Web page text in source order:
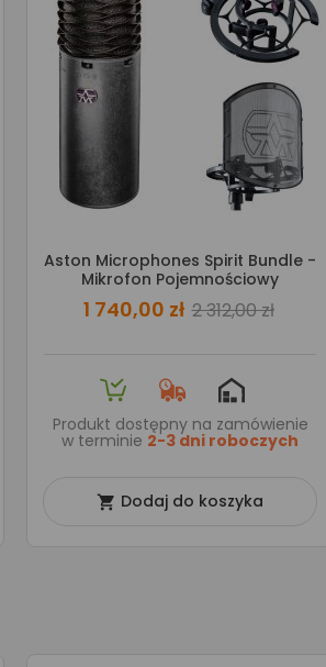
Aston Microphones Spirit Bundle -
Mikrofon Pojemnościowy
1 740,00 zł 2 312,00 zł
Produkt dostępny na zamówienie
w terminie 2-3 dni roboczych
 Dodaj do koszyka